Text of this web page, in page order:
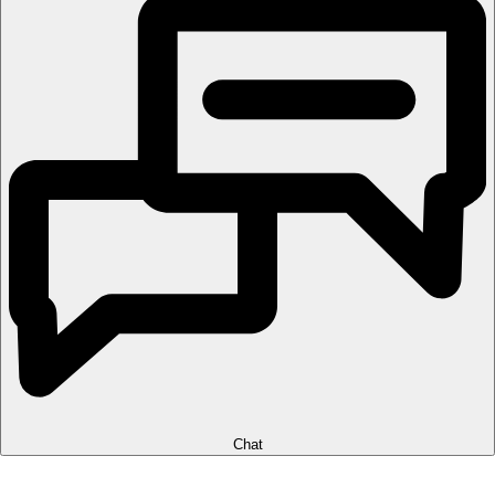
Chat